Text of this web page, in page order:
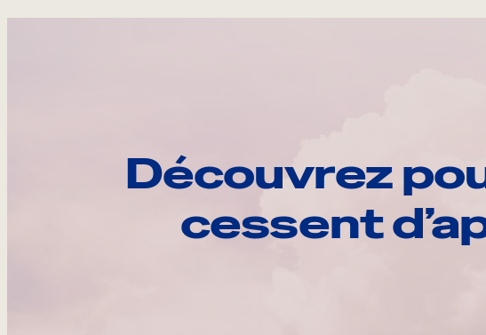
Découvrez
cessent